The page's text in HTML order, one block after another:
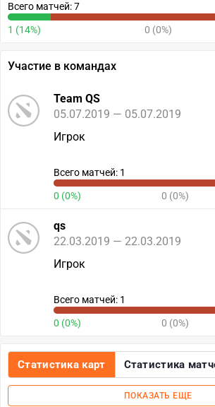
Всего матчей: 7
1 (14%) 0 (0%)
Участие в командах
Team QS
05.07.2019 — 05.07.2019
Игрок
Всего матчей: 1
0 (0%) 0 (0%)
qs
22.03.2019 — 22.03.2019
Игрок
Всего матчей: 1
0 (0%) 0 (0%)
Статистика карт Статистика
ПОКАЗАТЬ ЕЩЕ